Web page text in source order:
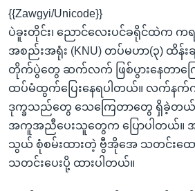
{{Zawgyi/Unicode}}
ပဲခူးတိုင်း၊ ညောင်လေးပင်ခရိုင်ထဲက ကရ
အစည်းအရုံး (KNU) တပ်မဟာ(၃) ထိန်းခ
တိုက်ပွဲတွေ ဆက်လက် ဖြစ်ပွားနေတာက
ထပ်မံထွက်ပြေးနေရပါတယ်။ လက်နက်ကို
ဒုက္ခသည်တွေ သေကြေတာတွေ ရှိခဲ့တ
အကူအညီပေးသူတွေက ပြောပါတယ်
သွယ် စုံစမ်းထားတဲ့ ဗွီအိုအေ သတင်းထေ
သတင်းပေးပို့ ထားပါတယ်။